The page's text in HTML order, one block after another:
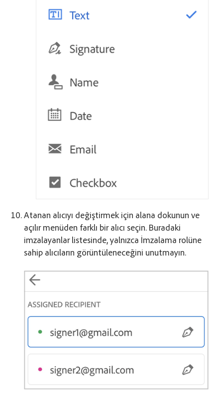
Atanan alıcıyı değiştirmek için alana dokunun ve
açılır menüden farklı bir alıcı seçin. Buradaki
imzalayanlar listesinde, yalnızca İmzalama rolüne
sahip alıcıların görüntüleneceğini unutmayın.